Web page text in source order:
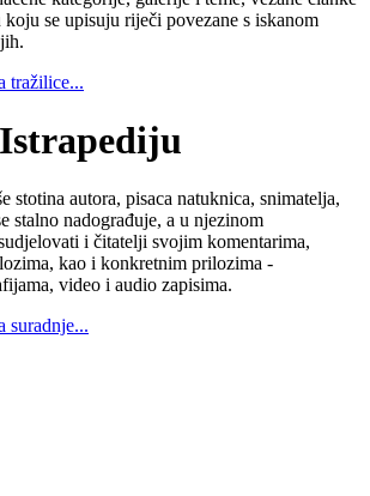
se upisuju riječi povezane s iskanom
tražilice...
stotina autora, pisaca natuknica, snimatelja,
stalno nadograđuje, a u njezinom
i čitatelji svojim komentarima,
kao i konkretnim prilozima -
video i audio zapisima.
suradnje...